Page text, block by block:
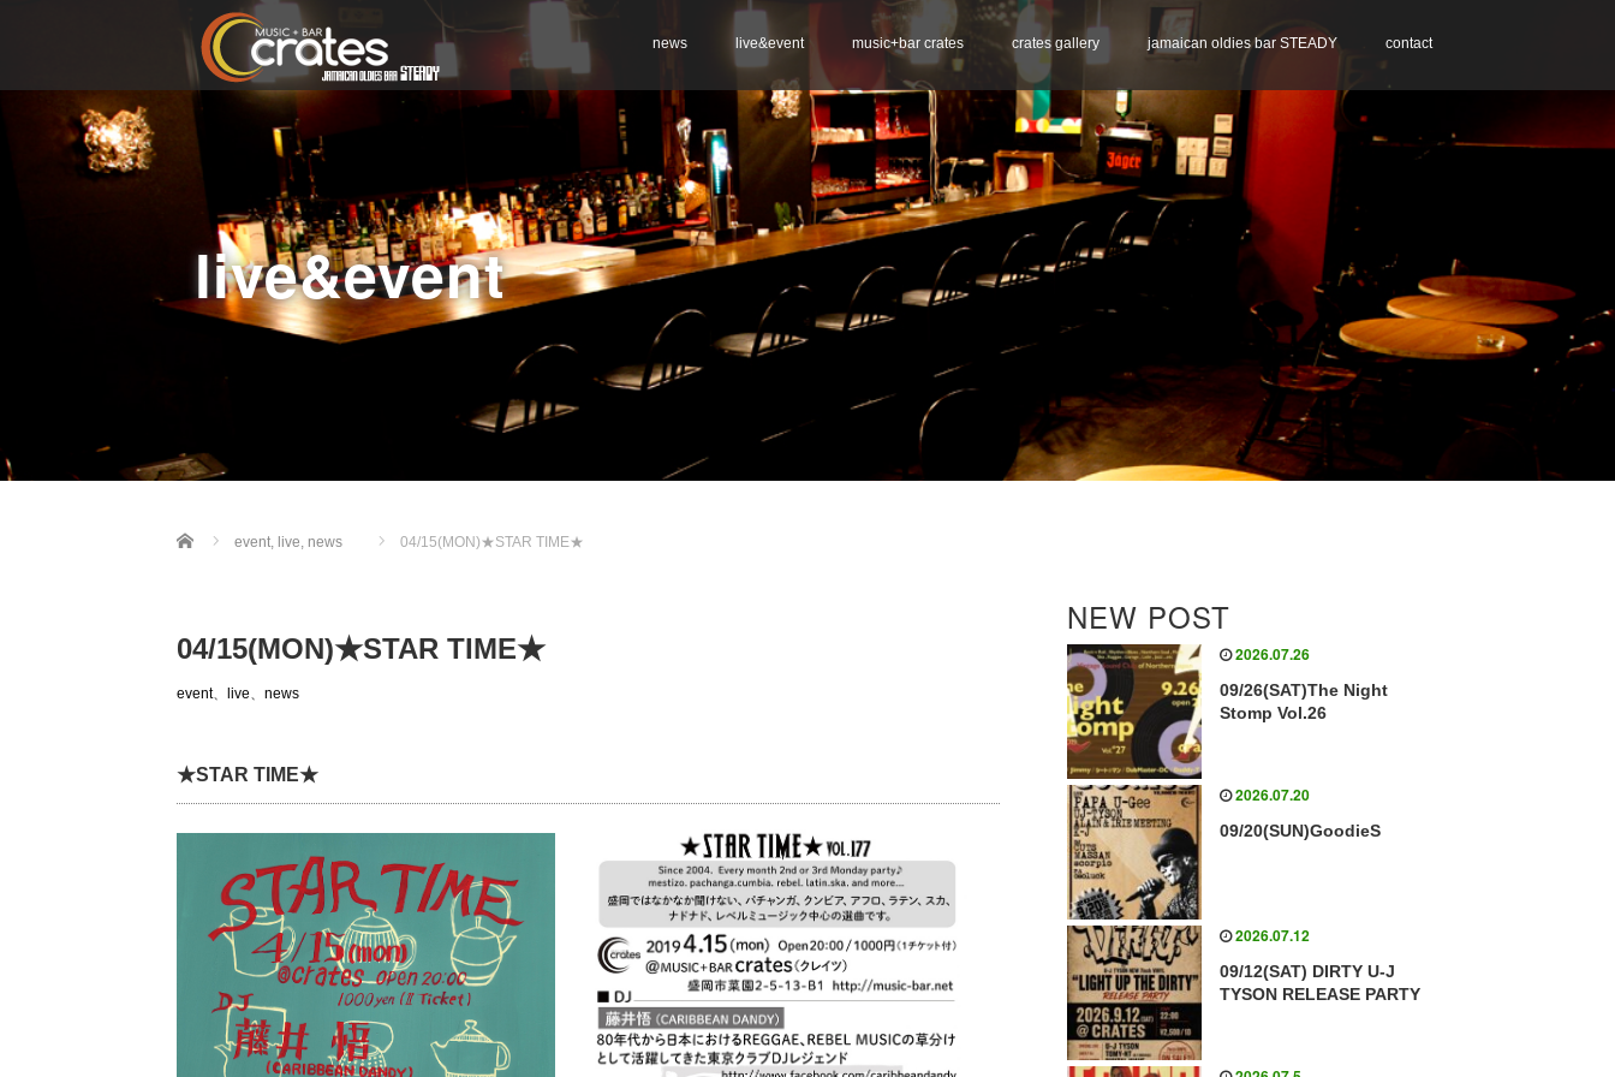
news live&event music+bar crates crates gallery jamaican oldies bar STEADY contact
live&event
Home event, live, news 04/15(MON)★STAR TIME★
04/15(MON)★STAR TIME★
event、 live、 news
★STAR TIME★
NEW POST
2026.07.26
09/26(SAT)The Night
Stomp Vol.26
2026.07.20
09/20(SUN)GoodieS
2026.07.12
09/12(SAT) DIRTY U-J
TYSON RELEASE PARTY